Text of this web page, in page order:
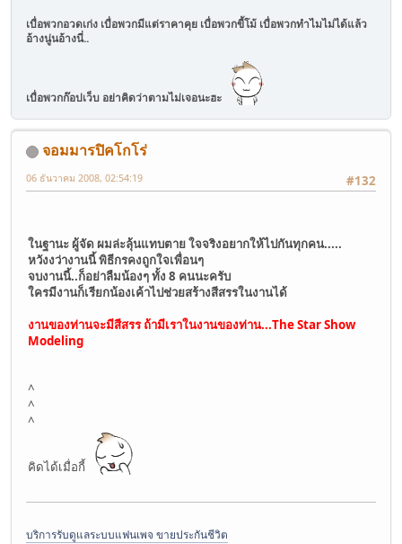
เบื่อพวกอวดเก่ง เบื่อพวกมีแต่ราคาคุย เบื่อพวกขี้โม้ เบื่อพวกทำไมไม่ได้แล้ว
อ้างนู่นอ้างนี่..
เบื่อพวกก๊อปเว็บ อย่าคิดว่าตามไม่เจอนะฮะ
จอมมารปิคโกโร่
#132
06 ธันวาคม 2008, 02:54:19
ในฐานะ ผู้จัด ผมล่ะลุ้นแทบตาย ใจจริงอยากให้ไปกันทุกคน.....
หวังงว่างานนี้ พิธีกรคงถูกใจเพื่อนๆ
จบงานนี้..ก็อย่าลืมน้องๆ ทั้ง 8 คนนะครับ
ใครมีงานก็เรียกน้องเค้าไปช่วยสร้างสีสรรในงานได้
งานของท่านจะมีสีสรร ถ้ามีเราในงานของท่าน...The Star Show
Modeling
^
^
^
คิดได้เมื่อกี้
บริการรับดูแลระบบแฟนเพจ ขายประกันชีวิต